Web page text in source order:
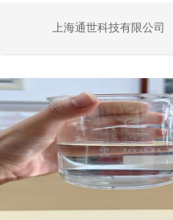
上海通世科技有限公司